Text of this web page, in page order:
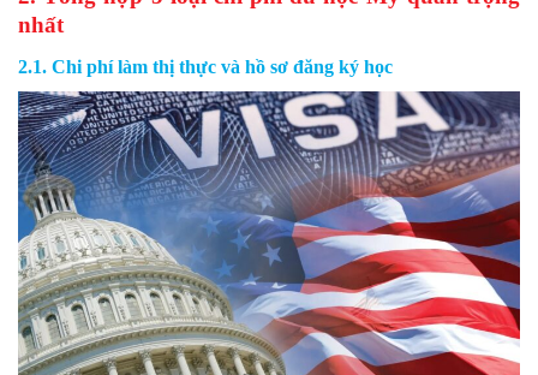
nhất
2.1. Chi phí làm thị thực và hồ sơ đăng ký học